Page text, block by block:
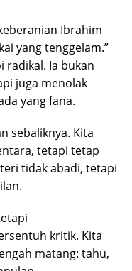
Ibrahim
yang tenggelam.”
radikal. Ia bukan
juga menolak
yang fana.
sebaliknya. Kita
tetapi tetap
tidak abadi, tetapi
kritik. Kita
matang: tahu,